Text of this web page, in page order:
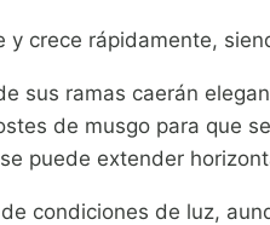
y crece rápidamente,
sus ramas caerán
de musgo para que
puede extender
condiciones de luz,